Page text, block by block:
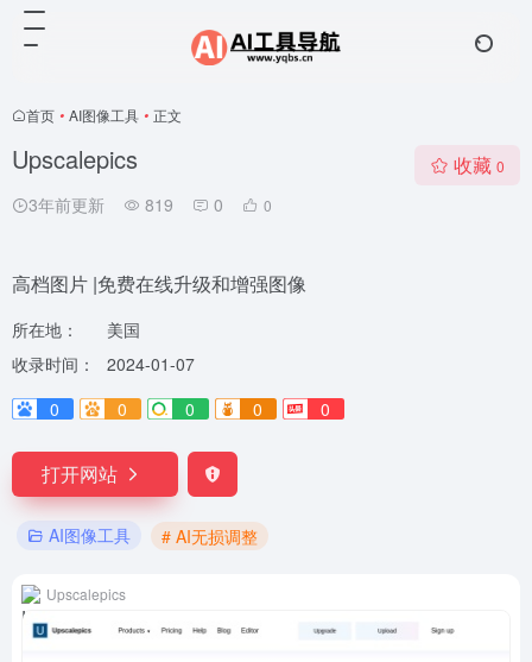
首页 • AI图像工具 • 正文
Upscalepics
3年前更新 819 0 0
收藏 0
高档图片 |免费在线升级和增强图像
所在地：
美国
收录时间：
2024-01-07
0
0 0 0 0
打开网站
AI图像工具 # AI无损调整
Upscalepics